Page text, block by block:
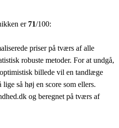
er 71/100:
priser på tværs af alle
robuste metoder. For at undgå,
billede vil en tandlæge
så høj en score som ellers.
og beregnet på tværs af